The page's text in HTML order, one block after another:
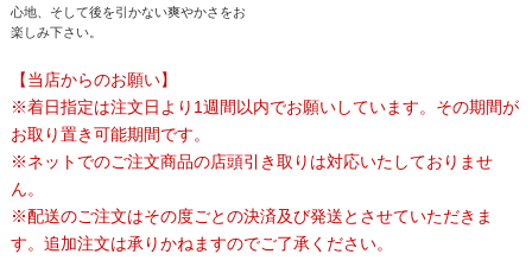
心地、そして後を引かない爽やかさをお
楽しみ下さい。
【当店からのお願い】
※着日指定は注文日より1週間以内でお願いしています。その期間が
お取り置き可能期間です。
※ネットでのご注文商品の店頭引き取りは対応いたしておりませ
ん。
※配送のご注文はその度ごとの決済及び発送とさせていただきま
す。追加注文は承りかねますのでご了承ください。